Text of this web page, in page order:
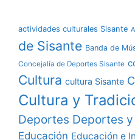
actividades culturales Sisante
de Sisante Banda de
Concejalía de Deportes Sisante
Cultura cultura Sisante
Cultura y
Deportes Deportes
Educación Educación e